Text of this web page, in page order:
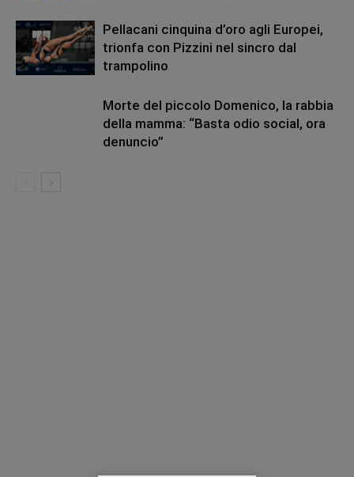
Pellacani cinquina d’oro agli Europei,
trionfa con Pizzini nel sincro dal
trampolino
Morte del piccolo Domenico, la rabbia
della mamma: “Basta odio social, ora
denuncio”